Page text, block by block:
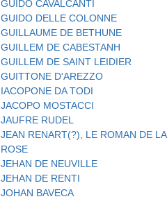
GUIDO CAVALCANTI
GUIDO DELLE COLONNE
GUILLAUME DE BETHUNE
GUILLEM DE CABESTANH
GUILLEM DE SAINT LEIDIER
GUITTONE D'AREZZO
IACOPONE DA TODI
JACOPO MOSTACCI
JAUFRE RUDEL
JEAN RENART(?), LE ROMAN DE LA
ROSE
JEHAN DE NEUVILLE
JEHAN DE RENTI
JOHAN BAVECA